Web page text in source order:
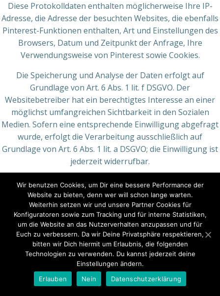
Diese Protokolldaten enthalten möglicherweise Ihre IP-
Adresse, die Adresse der besuchten Websites, die ebenfalls
Pinterest-Funktionen enthalten, Art und Einstellungen des
Browsers, Datum und Zeitpunkt der Anfrage, Ihre
Verwendungsweise von Pinterest sowie Cookies.
Die Speicherung und Analyse der Daten erfolgt auf
Grundlage von Art. 6 Abs. 1 lit. f DSGVO. Der
Websitebetreiber hat ein berechtigtes Interesse an einer
möglichst umfangreichen Sichtbarkeit in den Sozialen
Medien. Sofern eine entsprechende Einwilligung abgefragt
wurde, erfolgt die Verarbeitung ausschließlich auf
Grundlage von Art. 6 Abs. 1 lit. a DSGVO; die Einwilligung ist
jederzeit widerrufbar.
Weitere Informationen zu Zweck, Umfang und weiterer
Verarbeitung und Nutzung der Daten durch Pinterest
sowie Ihre diesbezüglichen Rechte und Möglichkeiten zum
Schutz Ihrer Privatsphäre finden Sie in den
Datenschutzhinweisen von Pinterest:
https://policy.pinterest.com/de/privacy-policy
6. Analyse-Tools und
Wir benutzen Cookies, um Dir eine bessere Performance der
Website zu bieten, denn wer will schon lange warten.
Weiterhin setzen wir und unsere Partner Cookies für
Konfiguratoren sowie zum Tracking und für interne Statistiken,
um die Website an das Nutzerverhalten anzupassen und für
Euch zu verbessern. Da wir Deine Privatsphäre respektieren,
bitten wir Dich hiermit um Erlaubnis, die folgenden
Technologien zu verwenden. Du kannst jederzeit deine
Einstellungen ändern.
Erlauben
Nein Datenschutzerklärung